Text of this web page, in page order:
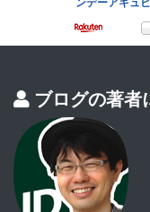
ブログの著者